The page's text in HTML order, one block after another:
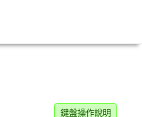
鍵盤操作說明